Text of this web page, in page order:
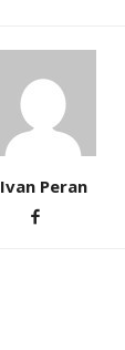
Ivan Peran